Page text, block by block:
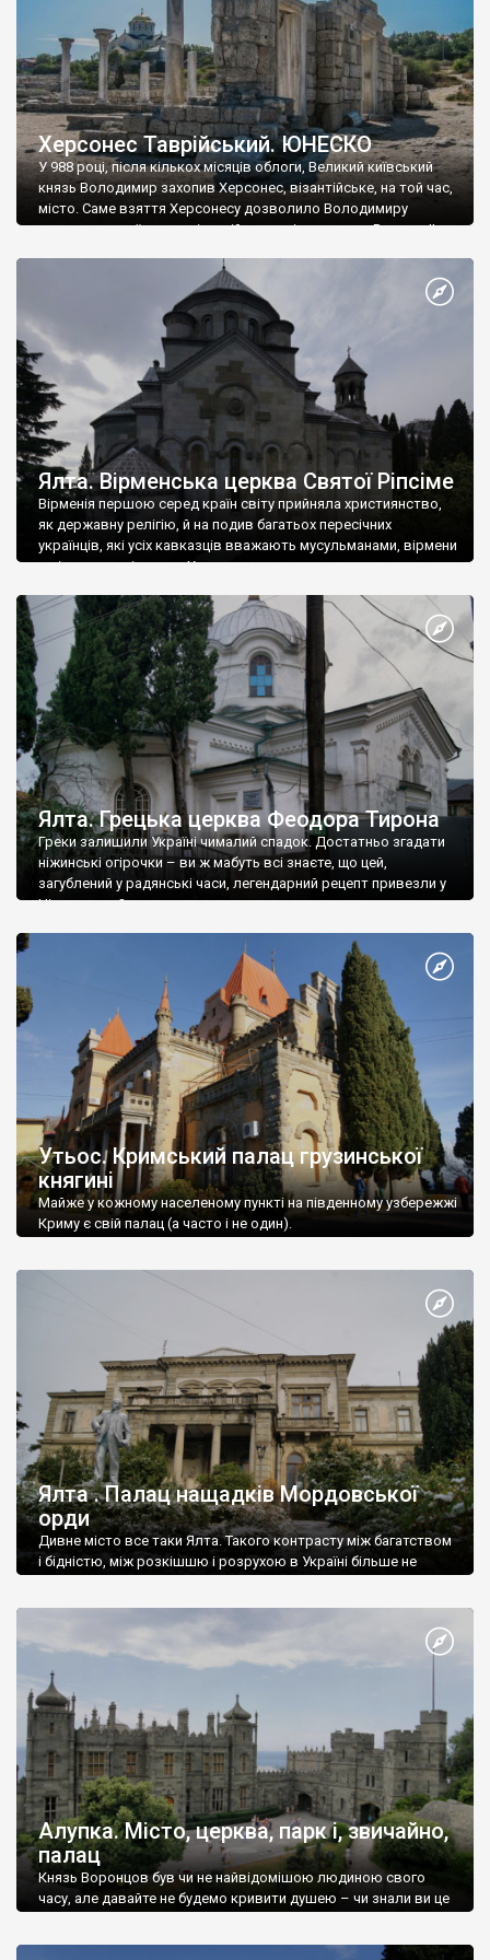
Херсонес Таврійський. ЮНЕСКО
У 988 році, після кількох місяців облоги, Великий київський
князь Володимир захопив Херсонес, візантійське, на той час,
місто. Саме взяття Херсонесу дозволило Володимиру
диктувати свої умови візантійському імператору Василю ІІ, та
Херсонесі Володимир-язичник, став Василем-християнином.
А потім було Хрещення Русі. На честь Херсонесу Таврійського
Ялта. Вірменська церква Святої Ріпсіме
Вірменія першою серед країн світу прийняла християнство,
як державну релігію, й на подив багатьох пересічних
українців, які усіх кавказців вважають мусульманами, вірмени
є відданими вірянами Христа
Ялта. Грецька церква Феодора Тирона
Греки залишили Україні чималий спадок. Достатньо згадати
ніжинські огірочки – ви ж мабуть всі знаєте, що цей,
загублений у радянські часи, легендарний рецепт привезли у
Ніжин греки?
Утьос. Кримський палац грузинської
княгині
Майже у кожному населеному пункті на південному узбережжі
Криму є свій палац (а часто і не один).
Ялта . Палац нащадків Мордовської
орди
Дивне місто все таки Ялта. Такого контрасту між багатством
і бідністю, між розкішшю і розрухою в Україні більше не
Алупка. Місто, церква, парк і, звичайно,
палац
Князь Воронцов був чи не найвідомішою людиною свого
часу, але давайте не будемо кривити душею – чи знали ви це